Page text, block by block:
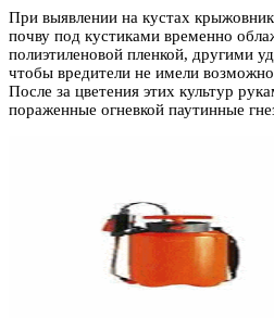
При выявлении на кустах
почву под кустиками временно
полиэтиленовой пленкой, другими
чтобы вредители не имели
После за цветения этих культур
пораженные огневкой паутинные